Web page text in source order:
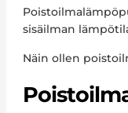
sisäilman
Näin ollen